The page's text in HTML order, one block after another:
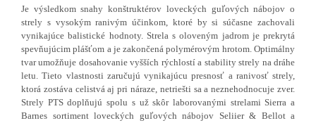
Je výsledkom snahy konštruktérov loveckých guľových nábojov o
strely s vysokým ranivým účinkom, ktoré by si súčasne zachovali
vynikajúce balistické hodnoty. Strela s oloveným jadrom je prekrytá
spevňujúcim plášťom a je zakončená polymérovým hrotom. Optimálny
tvar umožňuje dosahovanie vyšších rýchlostí a stability strely na dráhe
letu. Tieto vlastnosti zaručujú vynikajúcu presnosť a ranivosť strely,
ktorá zostáva celistvá aj pri náraze, netriešti sa a neznehodnocuje zver.
Strely PTS doplňujú spolu s už skôr laborovanými strelami Sierra a
Barnes sortiment loveckých guľových nábojov Seliier & Bellot a